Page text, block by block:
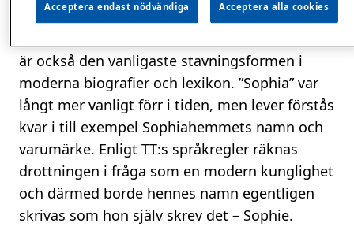
Så hur ska hennes namn egentligen skrivas
är också den vanligaste stavningsformen i
moderna biografier och lexikon. ”Sophia” var
långt mer vanligt förr i tiden, men lever förstås
kvar i till exempel Sophiahemmets namn och
varumärke. Enligt TT:s språkregler räknas
drottningen i fråga som en modern kunglighet
och därmed borde hennes namn egentligen
skrivas som hon själv skrev det – Sophie.
Acceptera endast nödvändiga Acceptera alla cookies